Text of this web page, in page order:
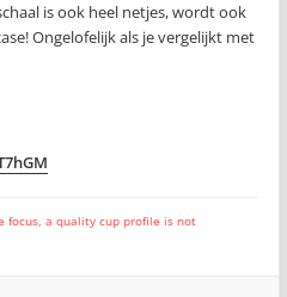
is ook heel netjes, wordt ook
Ongelofelijk als je vergelijkt met
focus, a quality cup profile is not